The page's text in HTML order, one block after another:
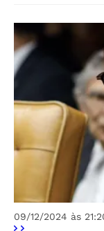
09/12/2024 às